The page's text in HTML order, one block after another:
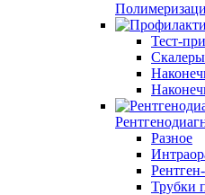
Тест-
Разное
Трубки